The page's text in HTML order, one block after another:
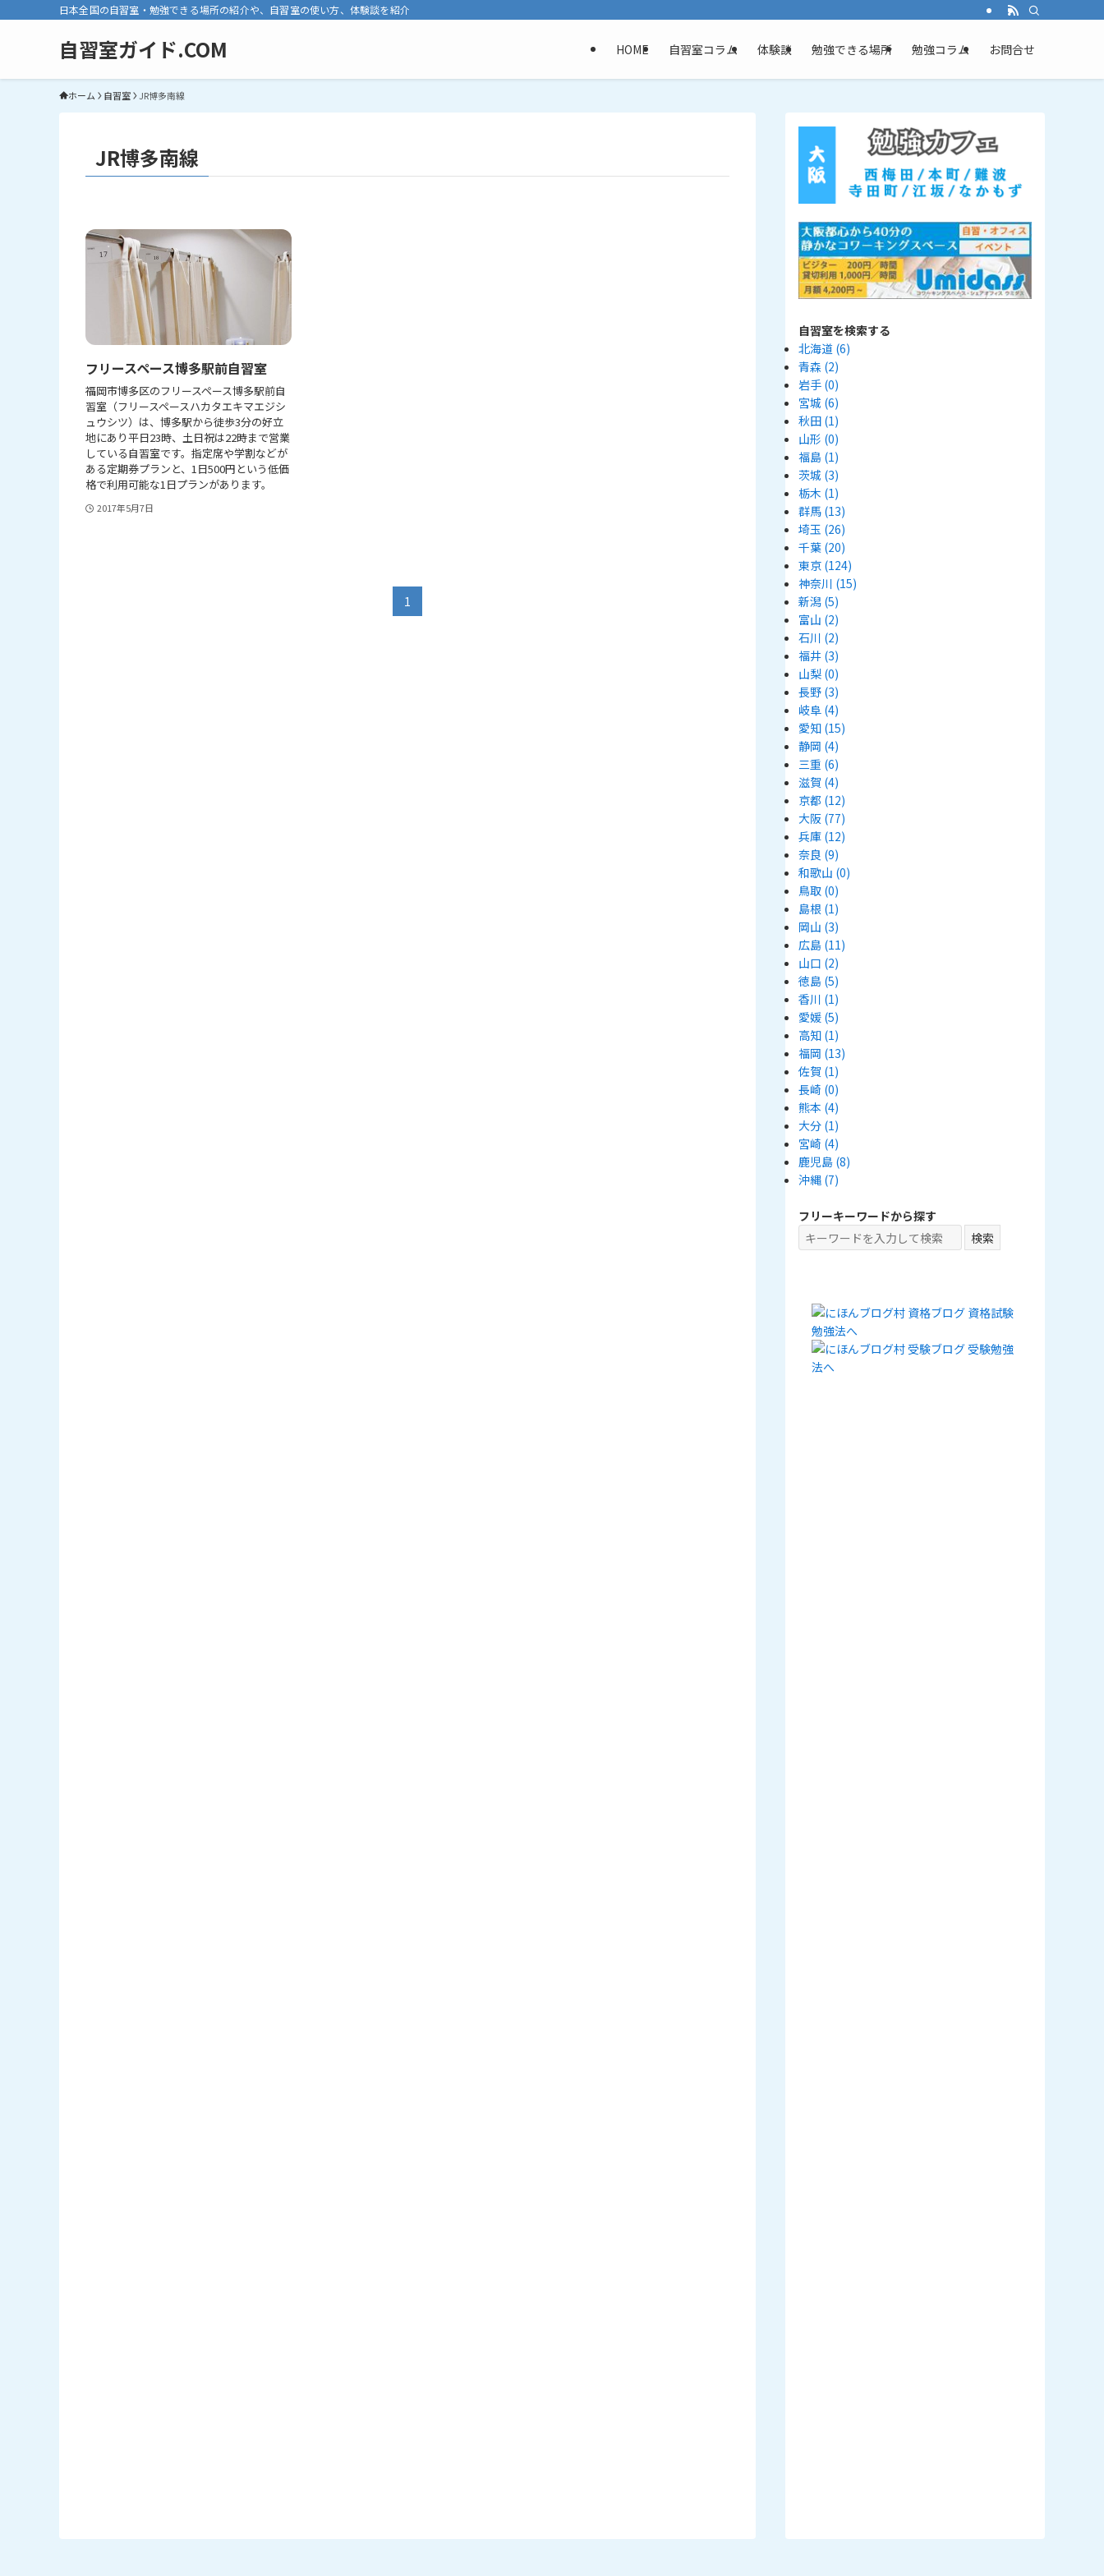
日本全国の自習室・勉強できる場所の紹介や、自習室の使い方、体験談を紹介
自習室ガイド.COM HOME 自習室コラム 体験談 勉強できる場所 勉強コラム お問合せ
ホーム 自習室 JR博多南線
JR博多南線
フリースペース博多駅前自習室
福岡市博多区のフリースペース博多駅前自
習室（フリースペースハカタエキマエジシ
ュウシツ）は、博多駅から徒歩3分の好立
地にあり平日23時、土日祝は22時まで営業
している自習室です。指定席や学割などが
ある定期券プランと、1日500円という低価
格で利用可能な1日プランがあります。
2017年5月7日
1
自習室を検索する
北海道 (6)
青森 (2)
岩手 (0)
宮城 (6)
秋田 (1)
山形 (0)
福島 (1)
茨城 (3)
栃木 (1)
群馬 (13)
埼玉 (26)
千葉 (20)
東京 (124)
神奈川 (15)
新潟 (5)
富山 (2)
石川 (2)
福井 (3)
山梨 (0)
長野 (3)
岐阜 (4)
愛知 (15)
静岡 (4)
三重 (6)
滋賀 (4)
京都 (12)
大阪 (77)
兵庫 (12)
奈良 (9)
和歌山 (0)
鳥取 (0)
島根 (1)
岡山 (3)
広島 (11)
山口 (2)
徳島 (5)
香川 (1)
愛媛 (5)
高知 (1)
福岡 (13)
佐賀 (1)
長崎 (0)
熊本 (4)
大分 (1)
宮崎 (4)
鹿児島 (8)
沖縄 (7)
フリーキーワードから探す